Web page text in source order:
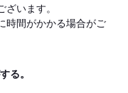
います。
時間がかかる場合がご
る。